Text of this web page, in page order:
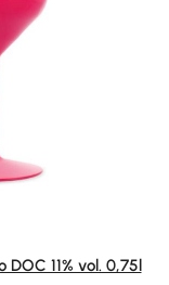
5 Sternen
DOC 11% vol. 0,75l